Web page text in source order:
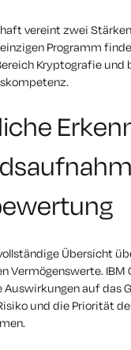
vereint zwei
Programm
Kryptografie und
Übersicht
Vermögenswerte. IBM
auf das
und die Priorität